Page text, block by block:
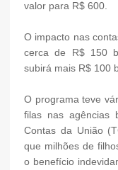
valor para R$ 600.
O impacto nas
cerca de R$ 150
subirá mais R$ 100
O programa teve
filas nas agências
Contas da União
que milhões de
o benefício